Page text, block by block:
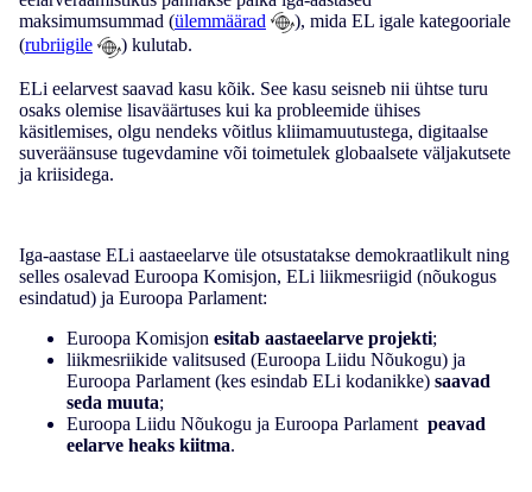
maksimumsummad (ülemmäärad
), mida EL igale kategooriale
(rubriigile ) kulutab.
ELi eelarvest saavad kasu kõik. See kasu seisneb nii ühtse turu
osaks olemise lisaväärtuses kui ka probleemide ühises
käsitlemises, olgu nendeks võitlus kliimamuutustega, digitaalse
suveräänsuse tugevdamine või toimetulek globaalsete väljakutsete
ja kriisidega.
Iga-aastase ELi aastaeelarve üle otsustatakse demokraatlikult ning
selles osalevad Euroopa Komisjon, ELi liikmesriigid (nõukogus
esindatud) ja Euroopa Parlament:
Euroopa Komisjon esitab aastaeelarve projekti;
liikmesriikide valitsused (Euroopa Liidu Nõukogu) ja
Euroopa Parlament (kes esindab ELi kodanikke) saavad
seda muuta;
Euroopa Liidu Nõukogu ja Euroopa Parlament peavad
eelarve heaks kiitma.